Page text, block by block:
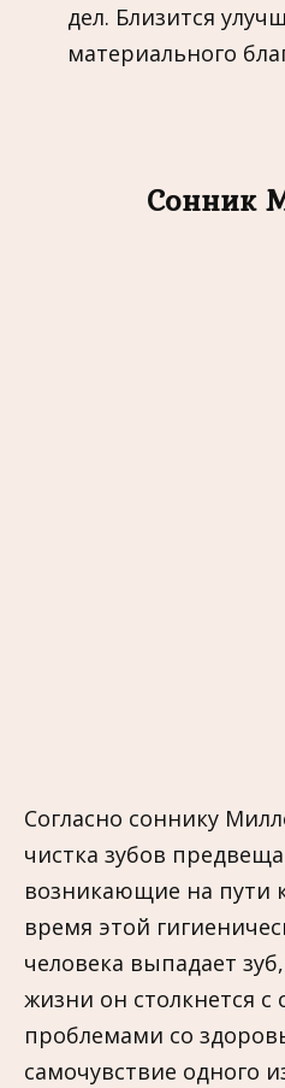
дел. Близится
материального
Сонник
Согласно соннику
чистка зубов
возникающие на пути
время этой
человека выпадает
жизни он столкнется
проблемами со
самочувствие одного